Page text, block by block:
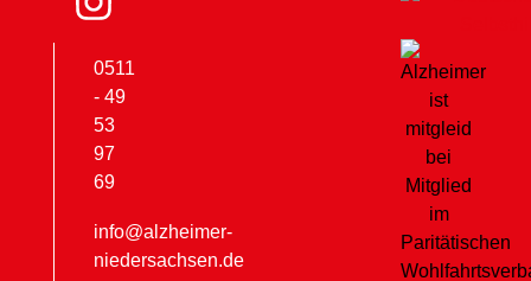
0511
- 49
53
97
69
info@alzheimer-
niedersachsen.de